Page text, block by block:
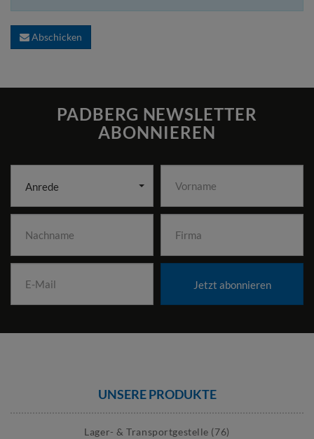
Abschicken
PADBERG NEWSLETTER
ABONNIEREN
Anrede
Jetzt abonnieren
UNSERE PRODUKTE
Lager- & Transportgestelle (76)